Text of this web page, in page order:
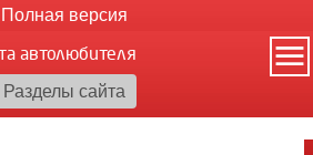
Полная версия
автолюбителя